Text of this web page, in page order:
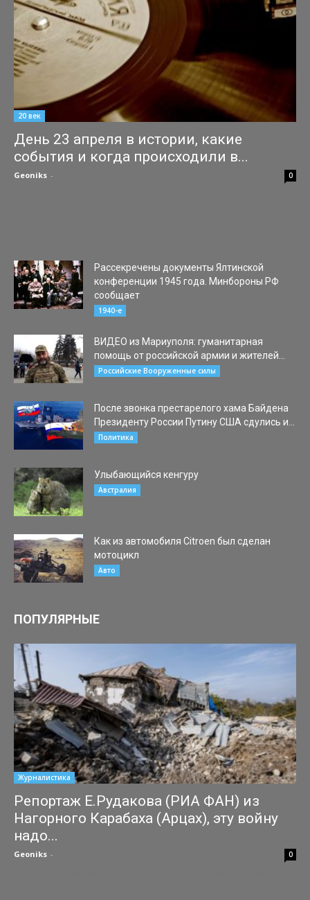
20 век
День 23 апреля в истории, какие
события и когда происходили в...
Geoniks - 0
Рассекречены документы Ялтинской
конференции 1945 года. Минбороны РФ
сообщает
1940-е
ВИДЕО из Мариуполя: гуманитарная
помощь от российской армии и жителей...
Российские Вооруженные силы
После звонка престарелого хама Байдена
Президенту России Путину США сдулись и...
Политика
Улыбающийся кенгуру
Австралия
Как из автомобиля Citroen был сделан
мотоцикл
Авто
ПОПУЛЯРНЫЕ
Журналистика
Репортаж Е.Рудакова (РИА ФАН) из
Нагорного Карабаха (Арцах), эту войну
надо...
Geoniks - 0